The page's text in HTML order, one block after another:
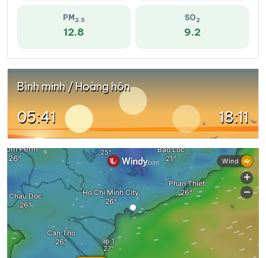
PM 2.5
12.8
SO2
9.2
Bình minh / Hoàng hôn
05:41 18:11